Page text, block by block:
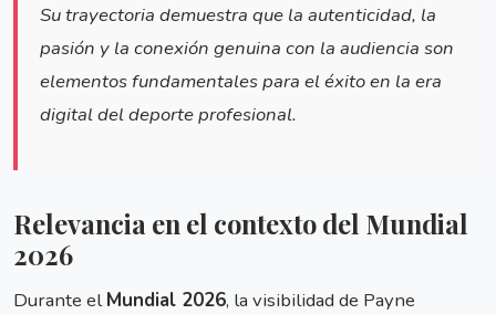
Su trayectoria demuestra que la autenticidad, la
pasión y la conexión genuina con la audiencia son
elementos fundamentales para el éxito en la era
digital del deporte profesional.
Relevancia en el contexto del Mundial
2026
Durante elMundial 2026, la visibilidad de Payne